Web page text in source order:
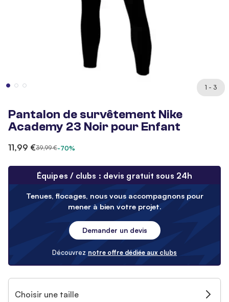
1 - 3
Pantalon de survêtement Nike
Academy 23 Noir pour Enfant
11,99 €39,99 €-70%
Équipes / clubs : devis gratuit sous 24h
Tenues, flocages, nous vous accompagnons pour
mener à bien votre projet.
Demander un devis
Découvrez notre offre dédiée aux clubs
Choisir une taille